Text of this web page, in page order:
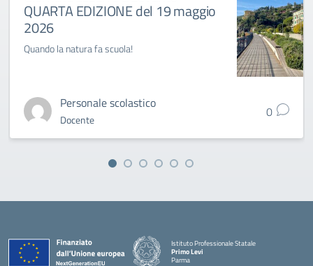
QUARTA EDIZIONE del 19 maggio
2026
Quando la natura fa scuola!
Personale scolastico
Docente 0
Istituto Professionale Statale
Primo Levi
Parma